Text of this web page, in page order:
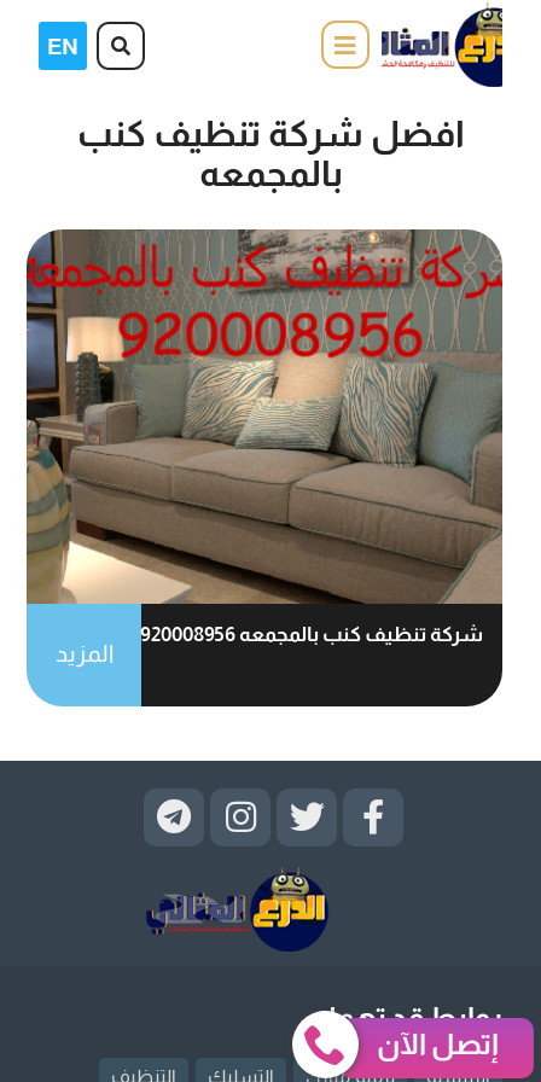
افضل شركة تنظيف كنب
بالمجمعه
شركة تنظيف كنب بالمجمعه 920008956
المزيد
روابط قد تهمك
الرئيسية ترميم منازل التسليك التنظيف
إتصل الآن